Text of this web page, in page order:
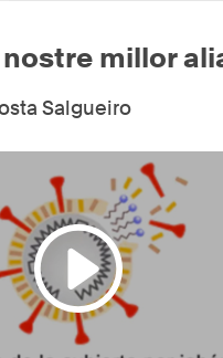
millor
Salgueiro